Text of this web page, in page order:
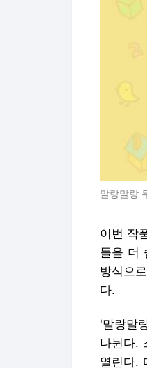
말랑말랑
이번 작
들을 더
방식으
다.
'말랑말
나뉜다.
열린다.